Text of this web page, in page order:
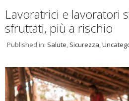
Lavoratrici e lavoratori
sfruttati, più a rischio
Published in: Salute, Sicurezza,